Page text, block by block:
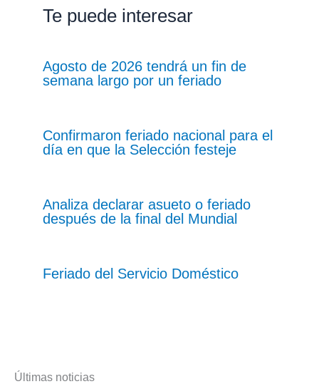
Te puede interesar
Agosto de 2026 tendrá un fin de
semana largo por un feriado
Confirmaron feriado nacional para el
día en que la Selección festeje
Analiza declarar asueto o feriado
después de la final del Mundial
Feriado del Servicio Doméstico
Últimas noticias